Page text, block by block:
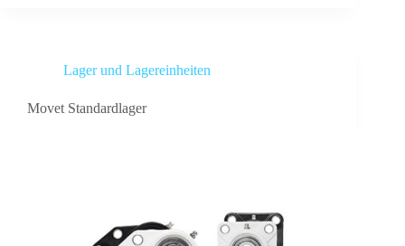
Lager und Lagereinheiten
Movet Standardlager